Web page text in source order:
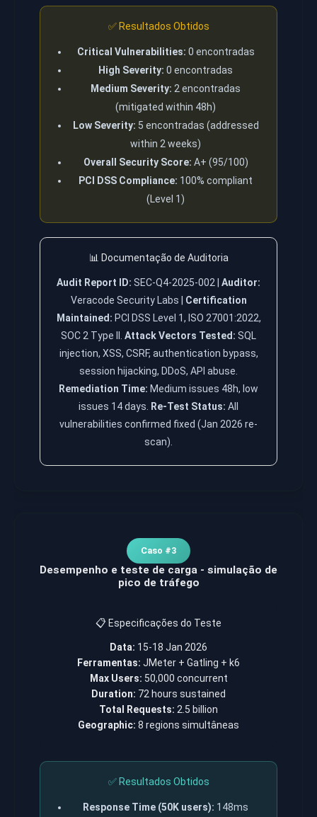
✅ Resultados Obtidos
Critical Vulnerabilities: 0 encontradas
High Severity: 0 encontradas
Medium Severity: 2 encontradas
(mitigated within 48h)
Low Severity: 5 encontradas (addressed
within 2 weeks)
Overall Security Score: A+ (95/100)
PCI DSS Compliance: 100% compliant
(Level 1)
📊 Documentação de Auditoria
Audit Report ID: SEC-Q4-2025-002 | Auditor:
Veracode Security Labs | Certification
Maintained: PCI DSS Level 1, ISO 27001:2022,
SOC 2 Type II. Attack Vectors Tested: SQL
injection, XSS, CSRF, authentication bypass,
session hijacking, DDoS, API abuse.
Remediation Time: Medium issues 48h, low
issues 14 days.
Re-Test Status: All
vulnerabilities confirmed fixed (Jan 2026 re-
scan).
Caso #3
Desempenho e teste de carga - simulação de
pico de tráfego
📋 Especificações do Teste
Data: 15-18 Jan 2026
Ferramentas: JMeter + Gatling + k6
Max Users: 50,000 concurrent
Duration: 72 hours sustained
Total Requests: 2.5 billion
Geographic: 8 regions simultâneas
✅ Resultados Obtidos
Response Time (50K users): 148ms